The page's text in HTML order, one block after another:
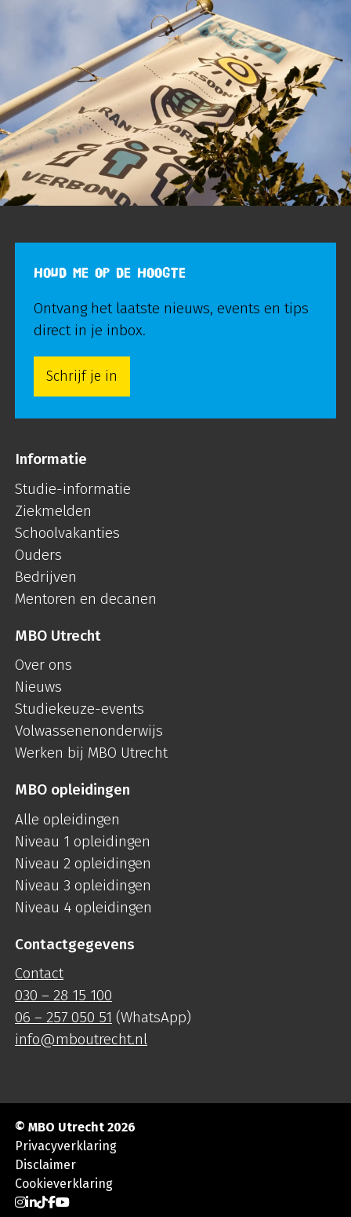
HOUD ME OP DE HOOGTE
Ontvang het laatste nieuws, events en tips
direct in je inbox.
Schrijf je in
Informatie
Studie-informatie
Ziekmelden
Schoolvakanties
Ouders
Bedrijven
Mentoren en decanen
MBO Utrecht
Over ons
Nieuws
Studiekeuze-events
Volwassenenonderwijs
Werken bij MBO Utrecht
MBO opleidingen
Alle opleidingen
Niveau 1 opleidingen
Niveau 2 opleidingen
Niveau 3 opleidingen
Niveau 4 opleidingen
Contactgegevens
Contact
030 – 28 15 100
06 – 257 050 51 (WhatsApp)
info@mboutrecht.nl
© MBO Utrecht 2026
Privacyverklaring
Disclaimer
Cookieverklaring
Ga naar Instagram
Ga naar LinkedIn
Ga naar TikTok
Ga naar Facebook
Ga naar YouTube